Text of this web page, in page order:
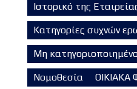
Ιστορικό της
Κατηγορίες συχνών
Μη
Νομοθεσία